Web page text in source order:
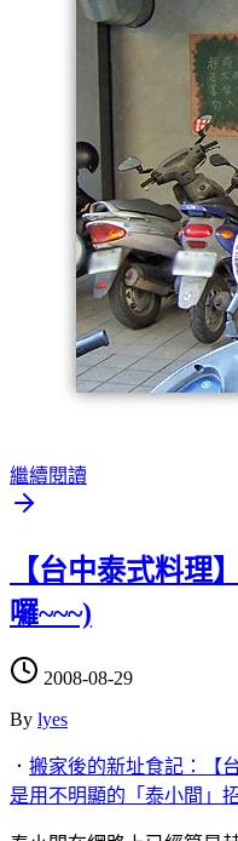
繼續閱讀
【台中泰式料理
囉~~~)
2008-08-29
By lyes
． 搬家後的新址食記：【
是用不明顯的「泰小間」